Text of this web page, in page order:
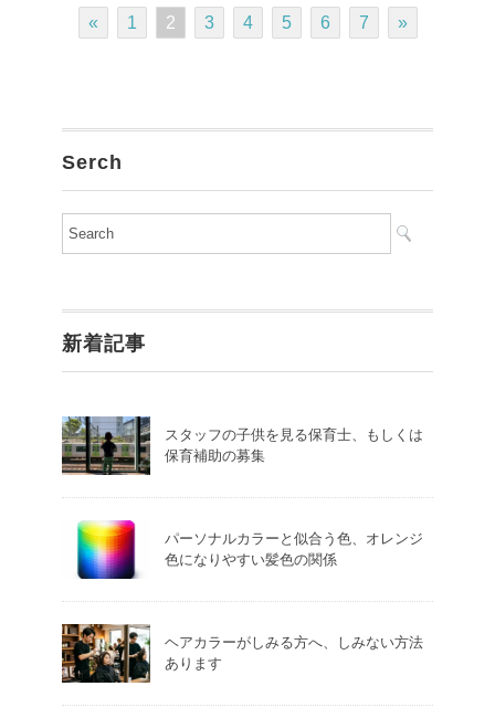
« 1 2 3 4 5 6 7 »
Serch
新着記事
スタッフの子供を見る保育士、もしくは
保育補助の募集
パーソナルカラーと似合う色、オレンジ
色になりやすい髪色の関係
ヘアカラーがしみる方へ、しみない方法
あります